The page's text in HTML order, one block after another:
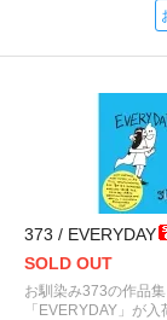
373 / EVERYDAY
SOLD OUT
お馴染み373の作品集
「EVERYDAY」が入